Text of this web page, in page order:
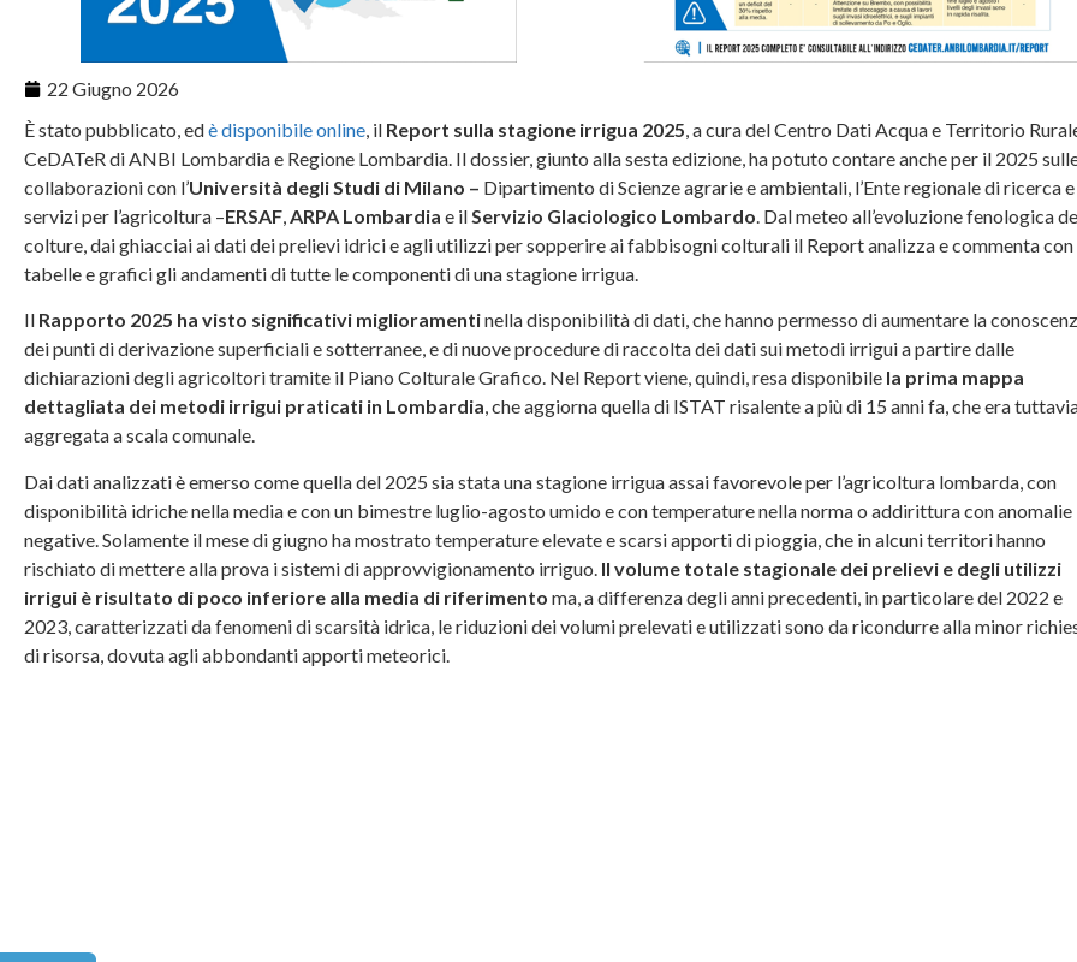
22 Giugno 2026
È stato pubblicato, edè disponibile online, il Report sulla stagione irrigua 2025, a cura del Centro Dati Acqua e Territorio
CeDATeR di ANBI Lombardia e Regione Lombardia. Il dossier, giunto alla sesta edizione, ha potuto contare anche per il 2025
collaborazioni con l’Università degli Studi di Milano – Dipartimento di Scienze agrarie e ambientali, l’Ente regionale di ricerca e
servizi per l’agricoltura –ERSAF,ARPA Lombardia e ilServizio Glaciologico Lombardo. Dal meteo all’evoluzione fenologica
colture, dai ghiacciai ai dati dei prelievi idrici e agli utilizzi per sopperire ai fabbisogni colturali il Report analizza e commenta con
tabelle e grafici gli andamenti di tutte le componenti di una stagione irrigua.
Il Rapporto 2025 ha visto significativi miglioramentinella disponibilità di dati, che hanno permesso di aumentare la
dei punti di derivazione superficiali e sotterranee, e di nuove procedure di raccolta dei dati sui metodi irrigui a partire dalle
dichiarazioni degli agricoltori tramite il Piano Colturale Grafico. Nel Report viene, quindi, resa disponibile la prima mappa
dettagliata dei metodi irrigui praticati in Lombardia, che aggiorna quella di ISTAT risalente a più di 15 anni fa, che era
aggregata a scala comunale.
Dai dati analizzati è emerso come quella del 2025 sia stata una stagione irrigua assai favorevole per l’agricoltura lombarda, con
disponibilità idriche nella media e con un bimestre luglio-agosto umido e con temperature nella norma o addirittura con anomalie
negative. Solamente il mese di giugno ha mostrato temperature elevate e scarsi apporti di pioggia, che in alcuni territori hanno
rischiato di mettere alla prova i sistemi di approvvigionamento irriguo. Il volume totale stagionale dei prelievi e degli utilizzi
irrigui è risultato di poco inferiore alla media di riferimento ma, a differenza degli anni precedenti, in particolare del 2022 e
2023, caratterizzati da fenomeni di scarsità idrica, le riduzioni dei volumi prelevati e utilizzati sono da ricondurre alla minor
di risorsa, dovuta agli abbondanti apporti meteorici.